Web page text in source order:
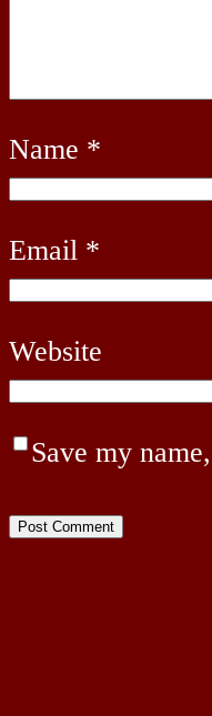
Name *
Email *
Website
Save my